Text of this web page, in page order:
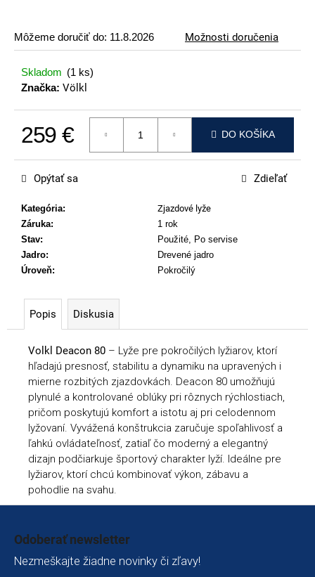
Môžeme doručiť do: 11.8.2026 Možnosti doručenia
Skladom (1 ks)
Značka: Völkl
259 €
Jednotková cena:
DO KOŠÍKA
Kategória:
Zjazdové lyže
Záruka:
1 rok
Stav:
Použité, Po servise
Jadro:
Drevené jadro
Úroveň: Pokročilý
Opýtať sa Zdieľať
Popis Diskusia
Volkl Deacon 80 – Lyže pre pokročilých lyžiarov, ktorí
hľadajú presnosť, stabilitu a dynamiku na upravených i
mierne rozbitých zjazdovkách. Deacon 80 umožňujú
plynulé a kontrolované oblúky pri rôznych rýchlostiach,
pričom poskytujú komfort a istotu aj pri celodennom
lyžovaní. Vyvážená konštrukcia zaručuje spoľahlivosť a
ľahkú ovládateľnosť, zatiaľ čo moderný a elegantný
dizajn podčiarkuje športový charakter lyží. Ideálne pre
lyžiarov, ktorí chcú kombinovať výkon, zábavu a
pohodlie na svahu.
o
r
ú
č
e
ATOMIC
REDSTER
J2(SPORT
EDITION)
79
Odoberať newsletter
Nezmeškajte žiadne novinky či zľavy!